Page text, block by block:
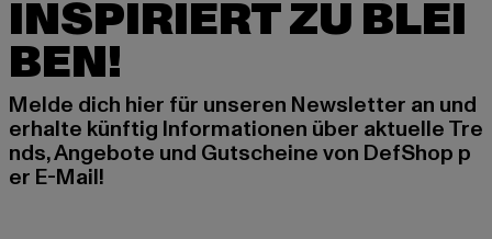
INSPIRIERT ZU BLEI
BEN!
Melde dich hier für unseren Newsletter an und
erhalte künftig Informationen über aktuelle Tre
nds, Angebote und Gutscheine von DefShop p
er E-Mail!